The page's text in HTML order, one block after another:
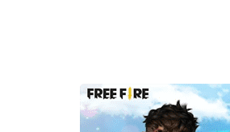
fovtech
25 أكتوبر 2019